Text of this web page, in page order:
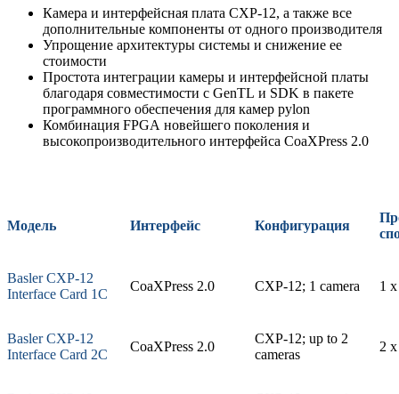
Камера и интерфейсная плата CXP-12, а также все
дополнительные компоненты от одного производителя
Упрощение архитектуры системы и снижение ее
стоимости
Простота интеграции камеры и интерфейсной платы
благодаря совместимости с GenTL и SDK в пакете
программного обеспечения для камер pylon
Комбинация FPGA новейшего поколения и
высокопроизводительного интерфейса CoaXPress 2.0
Модель Интерфейс Конфигурация
Basler CXP-12
Interface Card 1C
CoaXPress 2.0 CXP-12; 1 camera 1
Basler CXP-12
Interface Card 2C
CoaXPress 2.0
CXP-12; up to 2
cameras
2